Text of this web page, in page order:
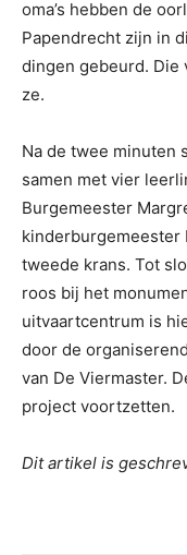
oma’s hebben de
Papendrecht zijn in
dingen gebeurd. Die
ze.
Na de twee minuten
samen met vier
Burgemeester
kinderburgemeester
tweede krans. Tot
roos bij het
uitvaartcentrum is
door de
van De Viermaster.
project voortzetten.
Dit artikel is